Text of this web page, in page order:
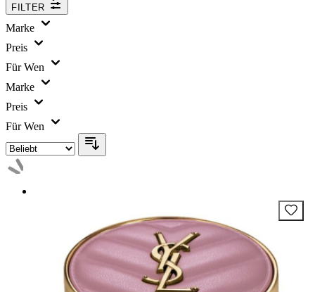
FILTER
Marke
Preis
Für Wen
Marke
Preis
Für Wen